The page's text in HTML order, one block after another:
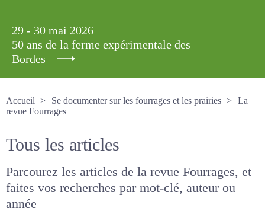
29 - 30 mai 2026
50 ans de la ferme expérimentale des
Bordes
Accueil
Se documenter sur les fourrages et les prairies
La revue Fourrages
Tous les articles
Parcourez les articles de la revue Fourrages, et
faites vos recherches par mot-clé, auteur ou
année